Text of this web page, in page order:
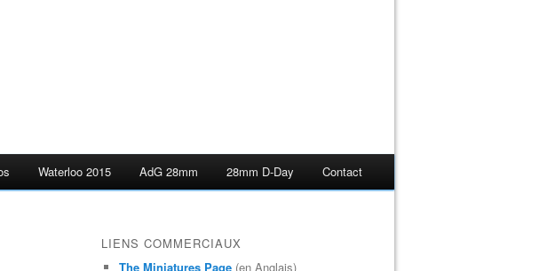
Waterloo 2015 AdG 28mm 28mm D-Day Contact
LIENS COMMERCIAUX
The Miniatures Page (en Anglais)